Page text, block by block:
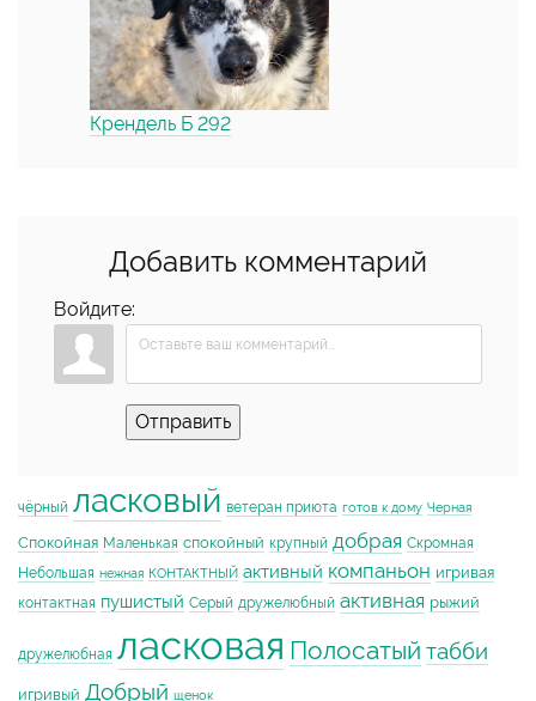
Крендель Б 292
Добавить комментарий
Войдите:
Отправить
чёрный ласковый ветеран приюта готов к дому Черная
Спокойная Маленькая спокойный крупный добрая Скромная
Небольшая нежная КОНТАКТНЫЙ активный компаньон игривая
контактная пушистый Серый дружелюбный активная рыжий
дружелюбная ласковая Полосатый табби
игривый Добрый щенок